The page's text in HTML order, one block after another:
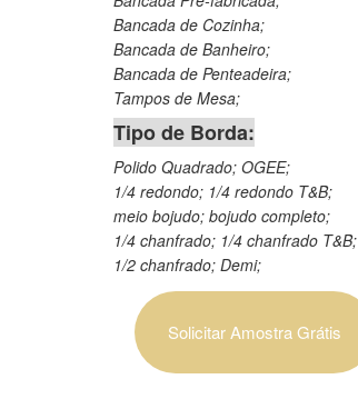
Bancada de Cozinha;
Bancada de Banheiro;
Bancada de Penteadeira;
Tampos de Mesa;
Tipo de Borda:
Polido Quadrado; OGEE;
1/4 redondo; 1/4 redondo T&B;
meio bojudo; bojudo completo;
1/4 chanfrado; 1/4 chanfrado T&B;
1/2 chanfrado; Demi;
Solicitar Amostra Grátis